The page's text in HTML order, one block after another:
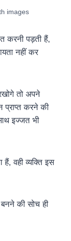
images
करनी पड़ती हैं,
नहीं कर
तो अपने
प्राप्त करने की
इज्जत भी
हैं, वही व्यक्ति इस
की सोच ही